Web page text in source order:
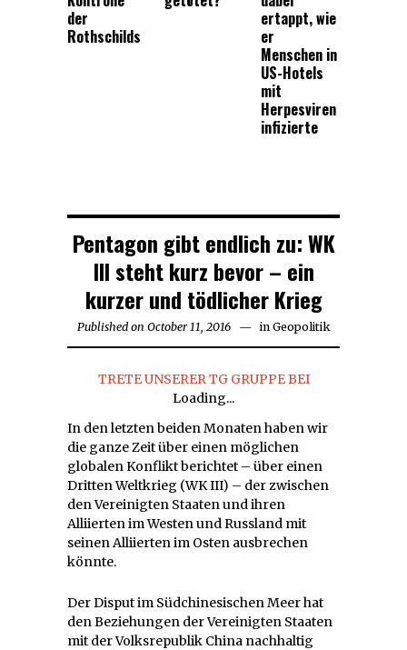
der
Rothschilds
ertappt, wie
er
Menschen in
US-Hotels
mit
Herpesviren
infizierte
Pentagon gibt endlich zu: WK
III steht kurz bevor – ein
kurzer und tödlicher Krieg
Published on October 11, 2016October
in Geopolitik
TRETE UNSERER TG GRUPPE BEI
Loading...
In den letzten beiden Monaten haben wir
die ganze Zeit über einen möglichen
globalen Konflikt berichtet – über einen
Dritten Weltkrieg (WK III) – der zwischen
den Vereinigten Staaten und ihren
Alliierten im Westen und Russland mit
seinen Alliierten im Osten ausbrechen
könnte.
Der Disput im Südchinesischen Meer hat
den Beziehungen der Vereinigten Staaten
mit der Volksrepublik China nachhaltig